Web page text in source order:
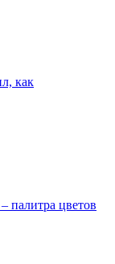
как
палитра цветов